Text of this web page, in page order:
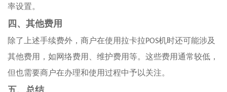
率设置。
四、其他费用
除了上述手续费外，商户在使用拉卡拉POS机时还可能涉及
其他费用，如网络费用、维护费用等。这些费用通常较低，
但也需要商户在办理和使用过程中予以关注。